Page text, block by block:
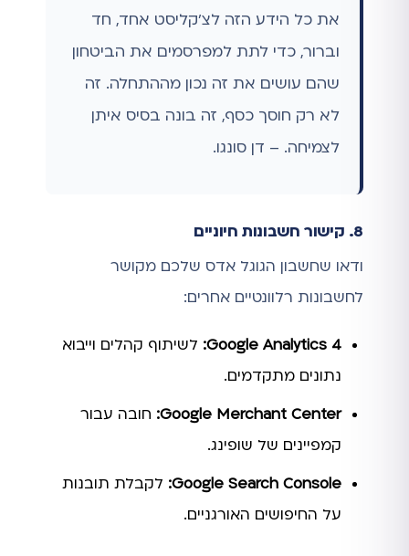
את כל הידע הזה לצ'קליסט אחד, חד
וברור, כדי לתת למפרסמים את הביטחון
שהם עושים את זה נכון מההתחלה. זה
לא רק חוסך כסף, זה בונה בסיס איתן
לצמיחה. – דן סונגו.
8. קישור חשבונות חיוניים
ודאו שחשבון הגוגל אדס שלכם מקושר
לחשבונות רלוונטיים אחרים:
Google Analytics 4: לשיתוף קהלים וייבוא
נתונים מתקדמים.
Google Merchant Center: חובה עבור
קמפיינים של שופינג.
Google Search Console: לקבלת תובנות
על החיפושים האורגניים.